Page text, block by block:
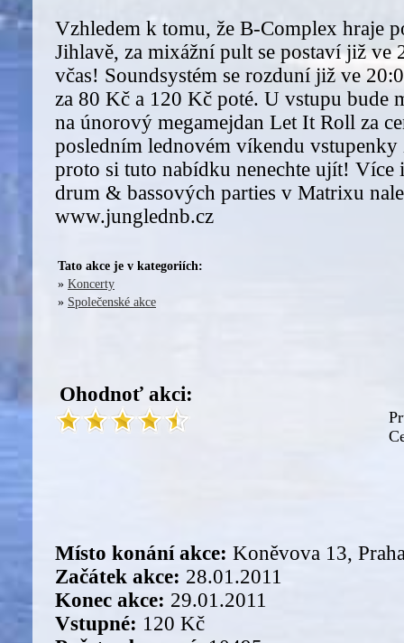
Vzhledem k tomu, že B-Complex hraje
Jihlavě, za mixážní pult se postaví již
včas! Soundsystém se rozduní již ve
za 80 Kč a 120 Kč poté. U vstupu bude
na únorový megamejdan Let It Roll za
posledním lednovém víkendu
proto si tuto nabídku nenechte ujít! Více
drum & bassových parties v Matrixu
www.junglednb.cz
Tato akce je v kategoriích:
» Koncerty
» Společenské akce
Ohodnoť akci:
Místo konání akce: Koněvova 13,
Začátek akce: 28.01.2011
Konec akce: 29.01.2011
Vstupné: 120 Kč